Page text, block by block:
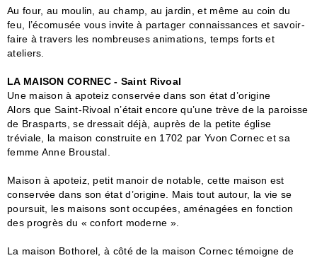
Au four, au moulin, au champ, au jardin, et même au coin du
feu, l’écomusée vous invite à partager connaissances et savoir-
faire à travers les nombreuses animations, temps forts et
ateliers.
LA MAISON CORNEC - Saint Rivoal
Une maison à apoteiz conservée dans son état d’origine
Alors que Saint-Rivoal n’était encore qu’une trève de la paroisse
de Brasparts, se dressait déjà, auprès de la petite église
tréviale, la maison construite en 1702 par Yvon Cornec et sa
femme Anne Broustal.
Maison à apoteiz, petit manoir de notable, cette maison est
conservée dans son état d’origine. Mais tout autour, la vie se
poursuit, les maisons sont occupées, aménagées en fonction
des progrès du « confort moderne ».
La maison Bothorel, à côté de la maison Cornec témoigne de